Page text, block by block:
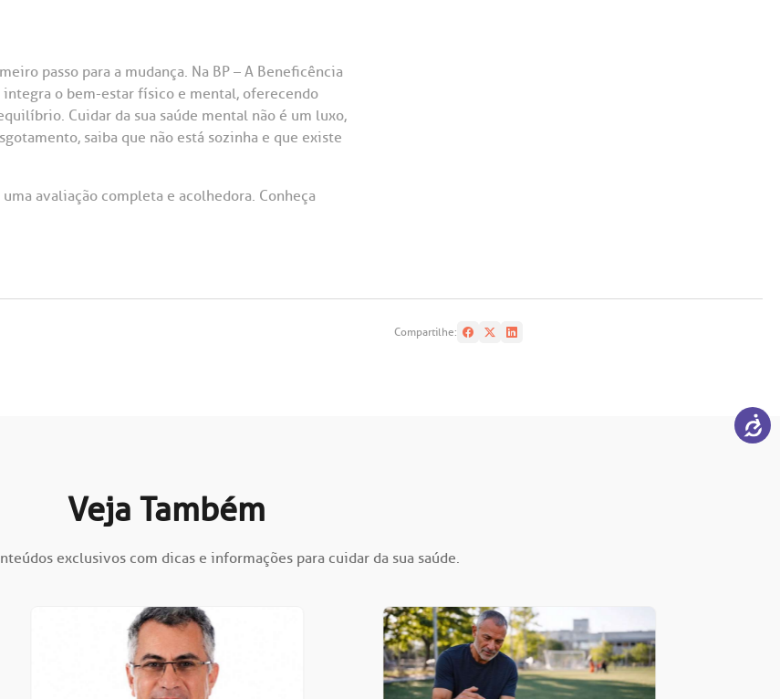
passo para a mudança. Na BP – A Beneficência
integra o bem-estar físico e mental, oferecendo
Cuidar da sua saúde mental não é um luxo,
saiba que não está sozinha e que existe
avaliação completa e acolhedora. Conheça
Compartilhe:
Veja Também
exclusivos com dicas e informações para cuidar da sua saúde.